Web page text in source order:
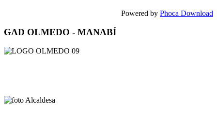
Powered by Phoca Download
GAD OLMEDO - MANABÍ